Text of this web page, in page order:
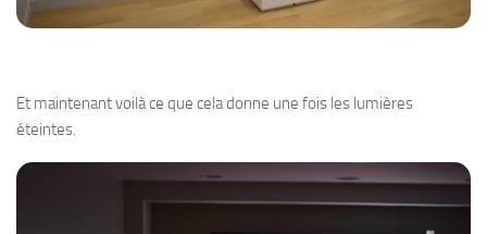
Et maintenant voilà ce que cela donne une fois les lumières
éteintes.